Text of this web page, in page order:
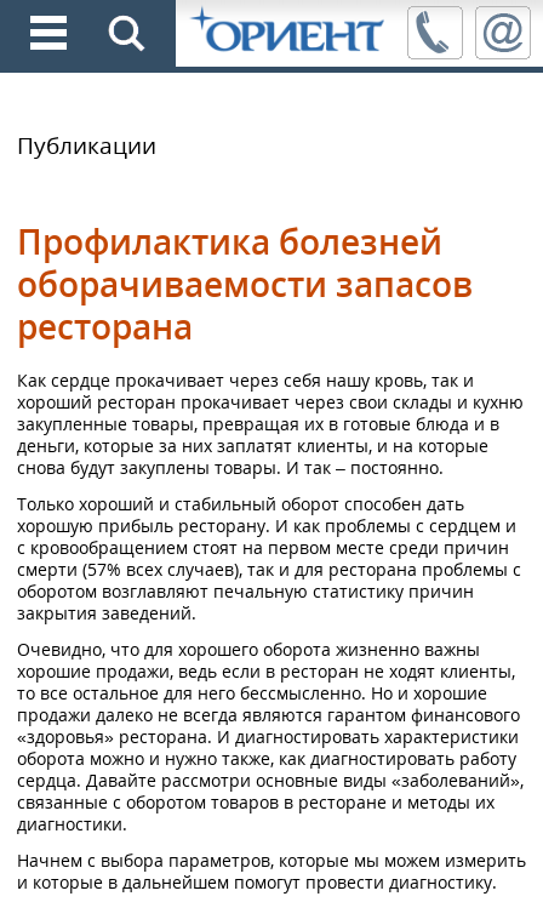
Публикации
Профилактика болезней
оборачиваемости запасов
ресторана
Как сердце прокачивает через себя нашу кровь, так и
хороший ресторан прокачивает через свои склады и кухню
закупленные товары, превращая их в готовые блюда и в
деньги, которые за них заплатят клиенты, и на которые
снова будут закуплены товары. И так – постоянно.
Только хороший и стабильный оборот способен дать
хорошую прибыль ресторану. И как проблемы с сердцем и
с кровообращением стоят на первом месте среди причин
смерти (57% всех случаев), так и для ресторана проблемы с
оборотом возглавляют печальную статистику причин
закрытия заведений.
Очевидно, что для хорошего оборота жизненно важны
хорошие продажи, ведь если в ресторан не ходят клиенты,
то все остальное для него бессмысленно. Но и хорошие
продажи далеко не всегда являются гарантом финансового
«здоровья» ресторана. И диагностировать характеристики
оборота можно и нужно также, как диагностировать работу
сердца. Давайте рассмотри основные виды «заболеваний»,
связанные с оборотом товаров в ресторане и методы их
диагностики.
Начнем с выбора параметров, которые мы можем измерить
и которые в дальнейшем помогут провести диагностику.